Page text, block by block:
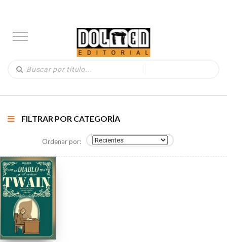
FILTRAR POR CATEGORÍA
Ordenar por: